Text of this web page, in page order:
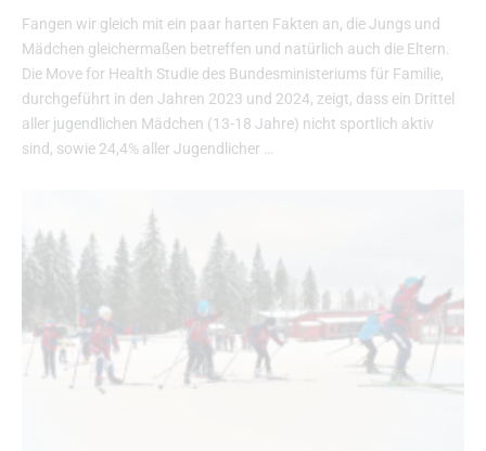
Fangen wir gleich mit ein paar harten Fakten an, die Jungs und
Mädchen gleichermaßen betreffen und natürlich auch die Eltern.
Die Move for Health Studie des Bundesministeriums für Familie,
durchgeführt in den Jahren 2023 und 2024, zeigt, dass ein Drittel
aller jugendlichen Mädchen (13-18 Jahre) nicht sportlich aktiv
sind, sowie 24,4% aller Jugendlicher …